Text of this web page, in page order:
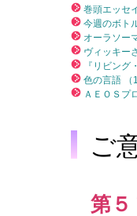
巻頭エッセ
今週のボト
オーラソー
ヴィッキー
『リビング
色の言語 （
ＡＥＯＳプ
ご
第５